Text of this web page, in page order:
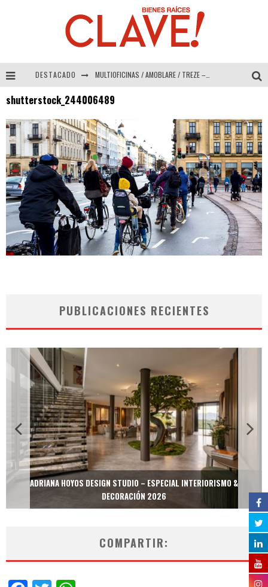
DESTACADO MULTIOFICINAS / AMOBLARE / TREZE – Especial Interiorismo & Decoración 2026
COLINEAL – Especial Interiorismo & Decoración 2026
ADRIANA HOYOS DESIGN STUDIO – Especial Interiorismo & Decoración 2026
shutterstock_244006489
PUBLICACIONES RECIENTES
ADRIANA HOYOS DESIGN STUDIO – ESPECIAL INTERIORISMO &
DECORACIÓN 2026
COMPARTIR: